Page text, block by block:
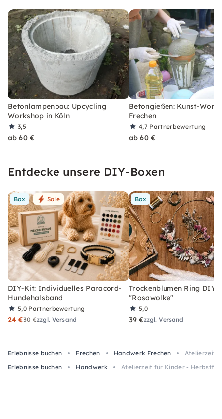
Betonlampenbau: Upcycling
Workshop in Köln
3,5
ab 60 €
Betongießen: Kunst-
Frechen
4,7 Partnerbewertung
ab 60 €
Entdecke unsere DIY-Boxen
Box Sale
DIY-Kit: Individuelles Paracord-
Hundehalsband
5,0 Partnerbewertung
24 €30 €zzgl. Versand
Box
Trockenblumen Ring DIY-
"Rosawolke"
5,0
39 €zzgl. Versand
Erlebnisse buchen Frechen Handwerk Frechen
Atelierzeit
Erlebnisse buchen
Handwerk Atelierzeit für Kinder -